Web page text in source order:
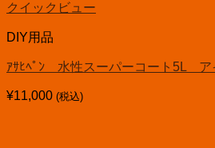
クイックビュー
DIY用品
ｱｻﾋﾍﾟﾝ 水性スーパーコート5L ア
¥11,000 (税込)